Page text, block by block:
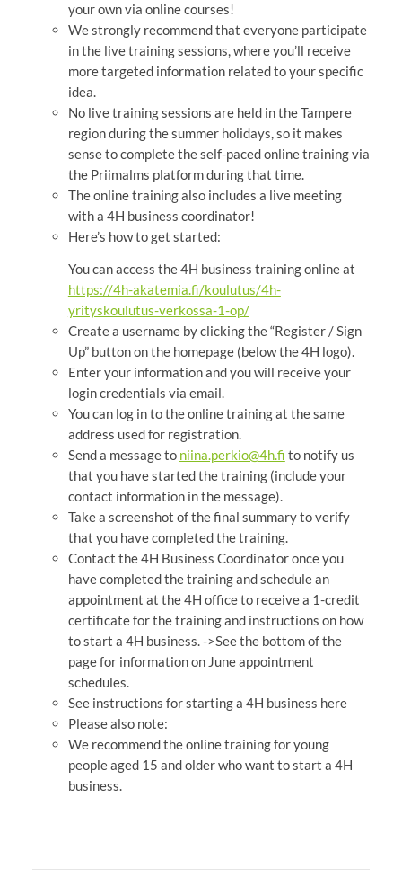
your own via online courses!
We strongly recommend that everyone participate
in the live training sessions, where you’ll receive
more targeted information related to your specific
idea.
No live training sessions are held in the Tampere
region during the summer holidays, so it makes
sense to complete the self-paced online training via
the Priimalms platform during that time.
The online training also includes a live meeting
with a 4H business coordinator!
Here’s how to get started:
You can access the 4H business training online at
https://4h-akatemia.fi/koulutus/4h-
yrityskoulutus-verkossa-1-op/
Create a username by clicking the “Register / Sign
Up” button on the homepage (below the 4H logo).
Enter your information and you will receive your
login credentials via email.
You can log in to the online training at the same
address used for registration.
Send a message to niina.perkio@4h.fi to notify us
that you have started the training (include your
contact information in the message).
Take a screenshot of the final summary to verify
that you have completed the training.
Contact the 4H Business Coordinator once you
have completed the training and schedule an
appointment at the 4H office to receive a 1-credit
certificate for the training and instructions on how
to start a 4H business. ->See the bottom of the
page for information on June appointment
schedules.
See instructions for starting a 4H business here
Please also note:
We recommend the online training for young
people aged 15 and older who want to start a 4H
business.